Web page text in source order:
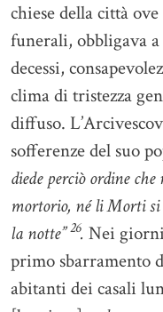
chiese della città
funerali, obbligava
decessi,
clima di tristezza
diffuso.
sofferenze del suo
diede perciò ordine
mortorio, né li Morti si
la notte”26. Nei
primo sbarramento
abitanti dei casali